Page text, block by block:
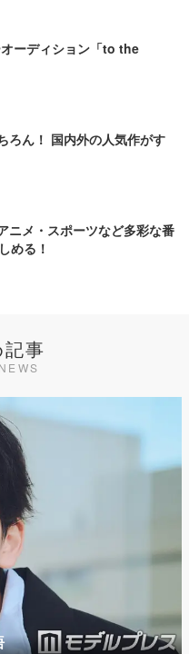
ーディション「to the
ろん！ 国内外の人気作がす
ニメ・スポーツなど多彩な番
める！
事